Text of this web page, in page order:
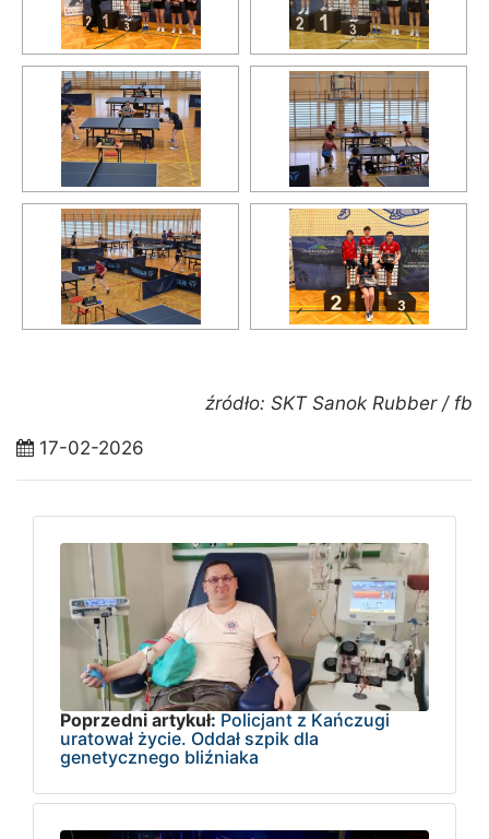
źródło: SKT Sanok Rubber / fb
17-02-2026
Poprzedni artykuł: Policjant z Kańczugi
uratował życie. Oddał szpik dla
genetycznego bliźniaka